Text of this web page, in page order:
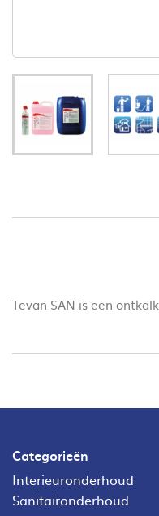
Tevan SAN is een
Categorieën
Interieuronderhoud
Sanitaironderhoud